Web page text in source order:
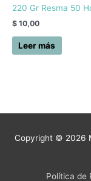
220 Gr Resma 50
$ 10,00
Leer más
Copyright © 2026
Política de